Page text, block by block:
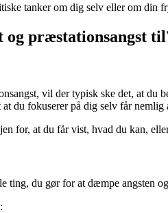
tanker om dig selv eller om din
og præstationsangst
vil der typisk ske det, at
du fokuserer på dig selv får nemlig
for, at du får vist, hvad du kan,
du gør for at dæmpe angsten